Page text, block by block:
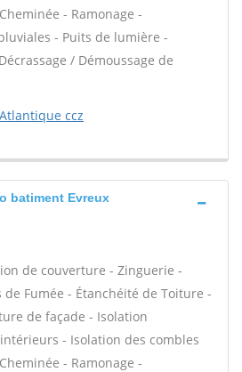
- Ramonage -
- Puits de lumière -
/ Démoussage de
Atlantique ccz
batiment Evreux
de couverture - Zinguerie -
Fumée - Étanchéité de Toiture -
de façade - Isolation
- Isolation des combles
- Ramonage -